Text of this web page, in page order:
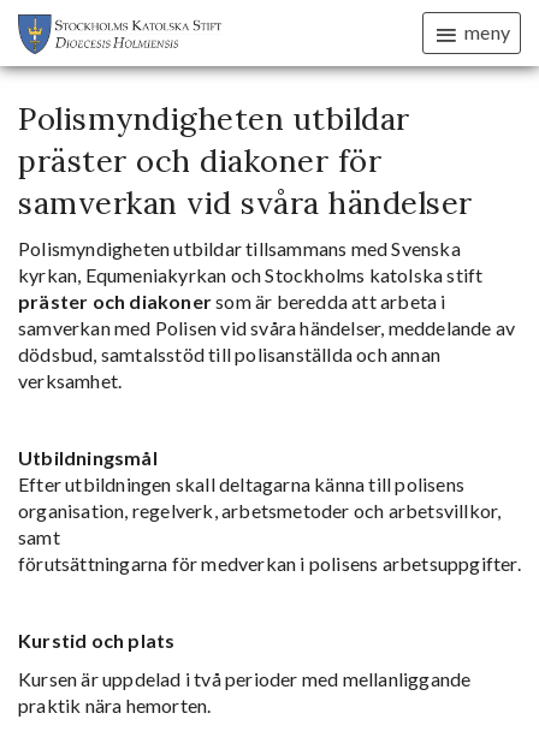
meny
Polismyndigheten utbildar
präster och diakoner för
samverkan vid svåra händelser
Polismyndigheten utbildar tillsammans med Svenska
kyrkan, Equmeniakyrkan och Stockholms katolska stift
präster och diakonersom är beredda att arbeta i
samverkan med Polisen vid svåra händelser, meddelande av
dödsbud, samtalsstöd till polisanställda och annan
verksamhet.
Utbildningsmål
Efter utbildningen skall deltagarna känna till polisens
organisation, regelverk, arbetsmetoder och arbetsvillkor,
samt
förutsättningarna för medverkan i polisens arbetsuppgifter.
Kurstid och plats
Kursen är uppdelad i två perioder med mellanliggande
praktik nära hemorten.